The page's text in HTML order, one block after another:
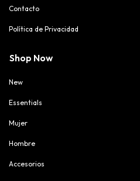
Contacto
Política de Privacidad
Shop Now
New
Essentials
Mujer
Hombre
Accesorios